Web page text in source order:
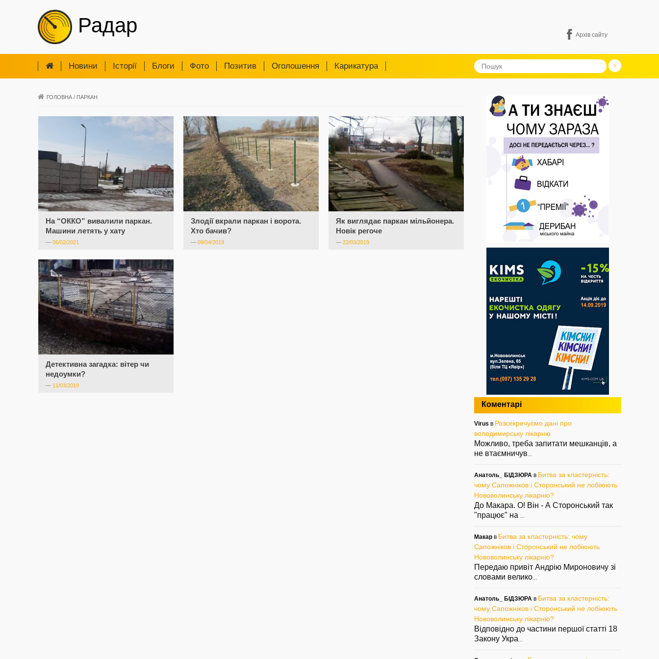
Радар Архів сайту
Новини Iсторії Блоги Фото Позитив Оголошення Карикатура
ГОЛОВНА / ПАРКАН
На “ОККО” вивалили паркан.
Машини летять у хату
— 06/02/2021
Злодії вкрали паркан і ворота.
Хто бачив?
— 09/04/2019
Як виглядає паркан мільйонера.
Новік регоче
— 22/03/2019
Детективна загадка: вітер чи
недоумки?
— 11/03/2019
Коментарі
Virus в Розсекречуємо дані про
володимирську лікарню
Можливо, треба запитати мешканців, а
не втаємничув
Анатоль_ БІДЗЮРА в Битва за кластерність:
чому Сапожніков і Сторонський не лобіюють
Нововолинську лікарню?
До Макара. О! Він - А Сторонський так
"працює" на
Макар в Битва за кластерність: чому
Сапожніков і Сторонський не лобіюють
Нововолинську лікарню?
Передаю привіт Андрію Мироновичу зі
словами велико
Анатоль_ БІДЗЮРА в Битва за кластерність:
чому Сапожніков і Сторонський не лобіюють
Нововолинську лікарню?
Відповідно до частини першої статті 18
Закону Укра